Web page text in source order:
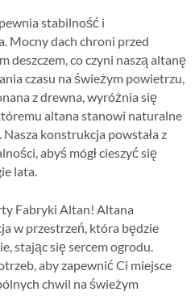
stabilność i
Mocny dach chroni przed
deszczem, co czyni naszą altanę
czasu na świeżym powietrzu,
z drewna, wyróżnia się
altana stanowi naturalne
konstrukcja powstała z
abyś mógł cieszyć się
lata.
Fabryki Altan! Altana
w przestrzeń, która będzie
stając się sercem ogrodu.
aby zapewnić Ci miejsce
chwil na świeżym